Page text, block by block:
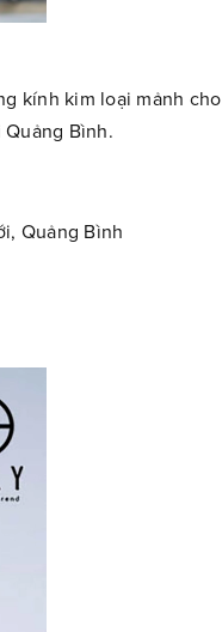
kính kim loại mảnh cho
Bình.
Quảng Bình